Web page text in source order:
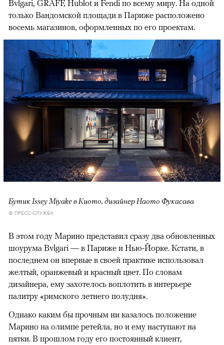
Bvlgari, GRAFF, Hublot и Fendi по всему миру. На одной
только Вандомской площади в Париже расположено
восемь магазинов, оформленных по его проектам.
Бутик Issey Miyake в Киото, дизайнер Наото Фукасава
© ПРЕСС-СЛУЖБА
В этом году Марино представил сразу два обновленных
шоурума Bvlgari — в Париже и Нью-Йорке. Кстати, в
последнем он впервые в своей практике использовал
желтый, оранжевый и красный цвет. По словам
дизайнера, ему захотелось воплотить в интерьере
палитру «римского летнего полудня».
Однако каким бы прочным ни казалось положение
Марино на олимпе ретейла, но и ему наступают на
пятки. В прошлом году его постоянный клиент,